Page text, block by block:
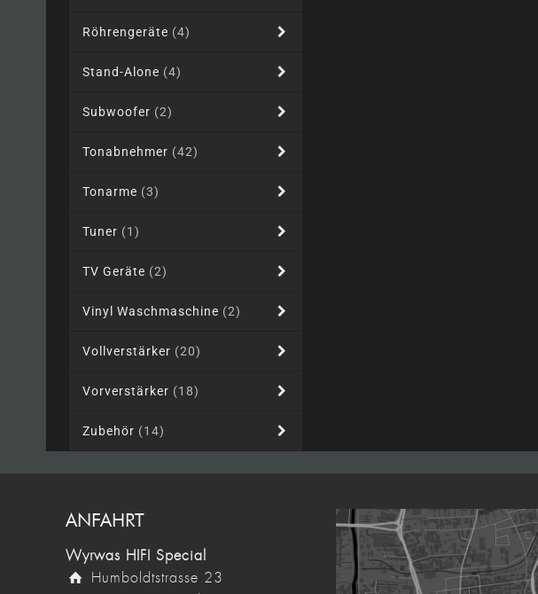
Röhrengeräte (4)
Stand-Alone (4)
Subwoofer (2)
Tonabnehmer (42)
Tonarme (3)
Tuner (1)
TV Geräte (2)
Vinyl Waschmaschine (2)
Vollverstärker (20)
Vorverstärker (18)
Zubehör (14)
ANFAHRT
Wyrwas HIFI Special
Humboldtstrasse 23